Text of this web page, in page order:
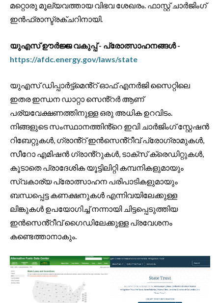
മറ്റൊരു മൂല്യവത്തായ വിഭവ ശേഖരം. ഫാസ്റ്റ് ചാർജിംഗ്
ഇൻഫ്രാസ്ട്രക്ചറിനായി.
യുഎസ് ഊർജ്ജ വകുപ്പ് - പ്രോത്സാഹനങ്ങൾ -
https://afdc.energy.gov/laws/state
യുഎസ് ഡിപ്പാർട്ട്മെൻ്റ് ഓഫ് എനർജി സൈറ്റിലെ
ഇതര ഇന്ധന ഡാറ്റാ സെൻ്റർ ആണ്
പര്യവേക്ഷണത്തിനുള്ള ഒരു അധിക ഉറവിടം.
നിങ്ങളുടെ സംസ്ഥാനത്തിൻ്റെ ഇവി ചാർജിംഗ് സ്റ്റേഷൻ
റിബേറ്റുകൾ, ഗ്രാൻ്റ് ഇൻസെൻ്റീവ് പ്രോഗ്രാമുകൾ,
സീറോ എമിഷൻ ഗ്രാൻ്റുകൾ, ടാക്സ് ക്രെഡിറ്റുകൾ,
കൂടാതെ പ്രാദേശിക യൂട്ടിലിറ്റി കമ്പനികളുമായും
സ്വകാര്യ പ്രോത്സാഹന പരിപാടികളുമായും
ബന്ധപ്പെട്ട കണക്ഷനുകൾ എന്നിവയിലേക്കുള്ള
ലിങ്കുകൾ ഉപയോഗിച്ച് നന്നായി ചിട്ടപ്പെടുത്തിയ
ഇൻസെൻ്റീവ് ഗൈഡിലേക്കുള്ള പ്രവേശനം
കണ്ടെത്താനാകും.